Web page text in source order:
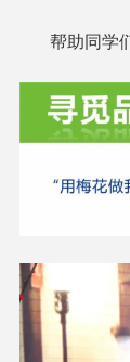
帮助同学